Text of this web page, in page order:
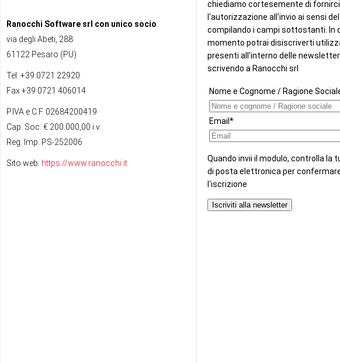
Ranocchi Software srl con unico socio
via degli Abeti, 288
61122 Pesaro (PU)
Tel. +39 0721 22920
Fax +39 0721 406014
P.IVA e C.F. 02684200419
Cap. Soc. € 200.000,00 i.v.
Reg. Imp. PS-252006
Sito web: https://www.ranocchi.it